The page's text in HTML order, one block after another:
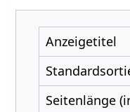
Anzeigetitel
Seitenlänge